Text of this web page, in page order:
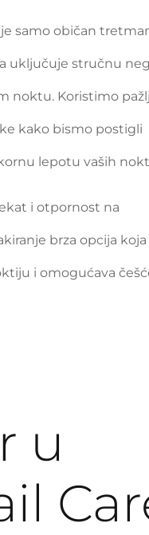
samo običan
uključuje stručnu
noktu. Koristimo
kako bismo postigli
lepotu vaših
i otpornost na
brza opcija koja
i omogućava
u